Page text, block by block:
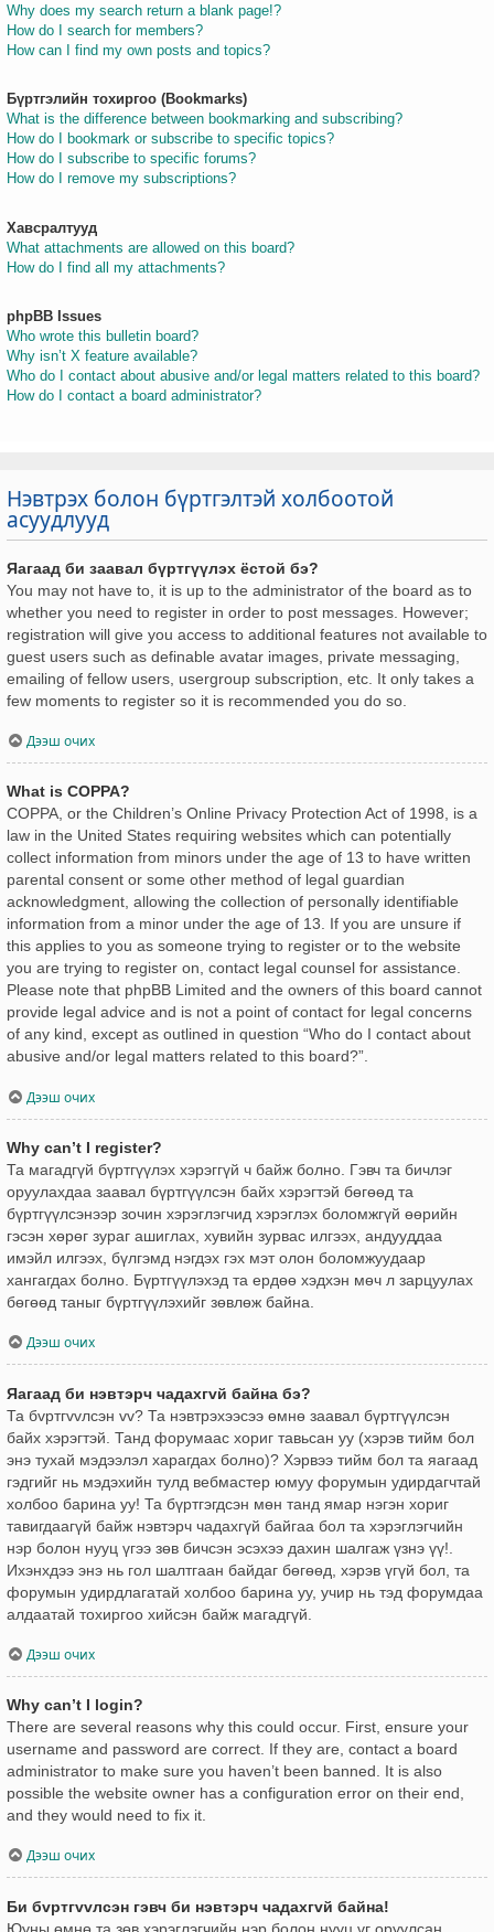
Why does my search return a blank page!?
How do I search for members?
How can I find my own posts and topics?
Бүртгэлийн тохиргоо (Bookmarks)
What is the difference between bookmarking and subscribing?
How do I bookmark or subscribe to specific topics?
How do I subscribe to specific forums?
How do I remove my subscriptions?
Хавсралтууд
What attachments are allowed on this board?
How do I find all my attachments?
phpBB Issues
Who wrote this bulletin board?
Why isn’t X feature available?
Who do I contact about abusive and/or legal matters related to this board?
How do I contact a board administrator?
Нэвтрэх болон бүртгэлтэй холбоотой
асуудлууд
Яагаад би заавал бүртгүүлэх ёстой бэ?
You may not have to, it is up to the administrator of the board as to
whether you need to register in order to post messages. However;
registration will give you access to additional features not available to
guest users such as definable avatar images, private messaging,
emailing of fellow users, usergroup subscription, etc. It only takes a
few moments to register so it is recommended you do so.
Дээш очих
What is COPPA?
COPPA, or the Children’s Online Privacy Protection Act of 1998, is a
law in the United States requiring websites which can potentially
collect information from minors under the age of 13 to have written
parental consent or some other method of legal guardian
acknowledgment, allowing the collection of personally identifiable
information from a minor under the age of 13. If you are unsure if
this applies to you as someone trying to register or to the website
you are trying to register on, contact legal counsel for assistance.
Please note that phpBB Limited and the owners of this board cannot
provide legal advice and is not a point of contact for legal concerns
of any kind, except as outlined in question “Who do I contact about
abusive and/or legal matters related to this board?”.
Дээш очих
Why can’t I register?
Та магадгүй бүртгүүлэх хэрэггүй ч байж болно. Гэвч та бичлэг
оруулахдаа заавал бүртгүүлсэн байх хэрэгтэй бөгөөд та
бүртгүүлсэнээр зочин хэрэглэгчид хэрэглэх боломжгүй өөрийн
гэсэн хөрөг зураг ашиглах, хувийн зурвас илгээх, андууддаа
имэйл илгээх, бүлгэмд нэгдэх гэх мэт олон боломжуудаар
хангагдах болно. Бүртгүүлэхэд та ердөө хэдхэн мөч л зарцуулах
бөгөөд таныг бүртгүүлэхийг зөвлөж байна.
Дээш очих
Яагаад би нэвтэрч чадахгvй байна бэ?
Та бvртгvvлсэн vv? Та нэвтрэхээсээ өмнө заавал бүртгүүлсэн
байх хэрэгтэй. Танд форумаас хориг тавьсан уу (хэрэв тийм бол
энэ тухай мэдээлэл харагдах болно)? Хэрвээ тийм бол та яагаад
гэдгийг нь мэдэхийн тулд вебмастер юмуу форумын удирдагчтай
холбоо барина уу! Та бүртгэгдсэн мөн танд ямар нэгэн хориг
тавигдаагүй байж нэвтэрч чадахгүй байгаа бол та хэрэглэгчийн
нэр болон нууц үгээ зөв бичсэн эсэхээ дахин шалгаж үзнэ үү!.
Ихэнхдээ энэ нь гол шалтгаан байдаг бөгөөд, хэрэв үгүй бол, та
форумын удирдлагатай холбоо барина уу, учир нь тэд форумдаа
алдаатай тохиргоо хийсэн байж магадгүй.
Дээш очих
Why can’t I login?
There are several reasons why this could occur. First, ensure your
username and password are correct. If they are, contact a board
administrator to make sure you haven’t been banned. It is also
possible the website owner has a configuration error on their end,
and they would need to fix it.
Дээш очих
Би бvртгvvлсэн гэвч би нэвтэрч чадахгvй байна!
Юуны өмнө та зөв хэрэглэгчийн нэр болон нууц үг оруулсан